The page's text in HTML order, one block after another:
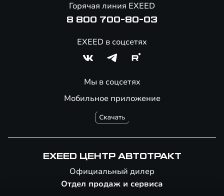
Мобильное приложение
Горячая линия EXEED
8 800 700-80-03
EXEED в соцсетях
Мы в соцсетях
EXEED ЦЕНТР АВТОТРАКТ
Официальный дилер
Отдел продаж и сервиса